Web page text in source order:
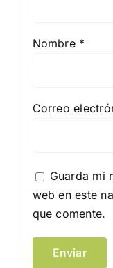
Nombre *
Correo
Guarda mi
web en este
que comente.